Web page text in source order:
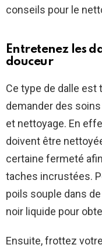
conseils pour le
Entretenez les
douceur
Ce type de dalle est
demander des
et nettoyage. En
doivent être
certaine fermeté
taches incrustées.
poils souple dans
noir liquide pour
Ensuite, frottez